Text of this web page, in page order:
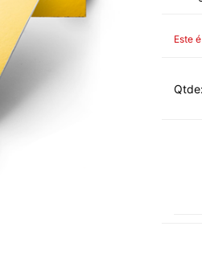
Este
Qtde: